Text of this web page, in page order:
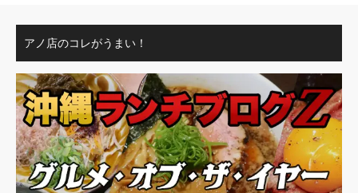
アノ店のコレがうまい！